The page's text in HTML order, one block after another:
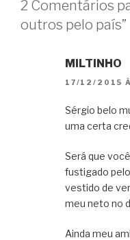
2 Comentários
outros pelo país”
MILTINHO
17/12/2015
Sérgio belo
uma certa
Será que
fustigado
vestido de
meu neto no
Ainda meu